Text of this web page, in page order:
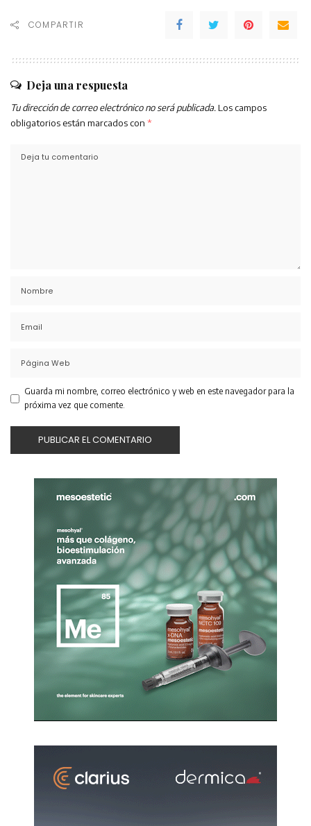
COMPARTIR
Deja una respuesta
Tu dirección de correo electrónico no será publicada. Los campos
obligatorios están marcados con *
Guarda mi nombre, correo electrónico y web en este navegador para la
próxima vez que comente.